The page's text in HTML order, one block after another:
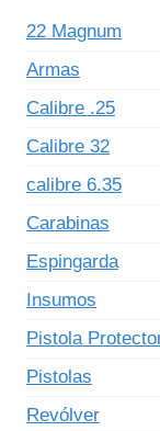
22 Magnum
Armas
Calibre .25
Calibre 32
calibre 6.35
Carabinas
Espingarda
Insumos
Pistola
Pistolas
Revólver